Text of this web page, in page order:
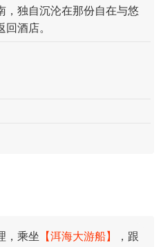
，独自沉沦在那份自在与悠
酒店。
，乘坐 【洱海大游船】
，跟